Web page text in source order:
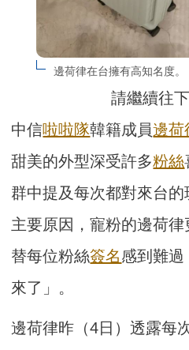
邊荷律在台擁有高知名度。
請繼續往
中信啦啦隊韓籍成員邊荷
甜美的外型深受許多粉絲
群中提及每次都對來台
主要原因，寵粉的邊荷
替每位粉絲簽名感到難過
來了」。
邊荷律昨（4日）透露每